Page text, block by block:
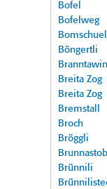
Bofel
Bofelweg
Bomschuel
Böngertli
Breita Zog
Breita Zog
Bremstall
Broch
Bröggli
Brünnili